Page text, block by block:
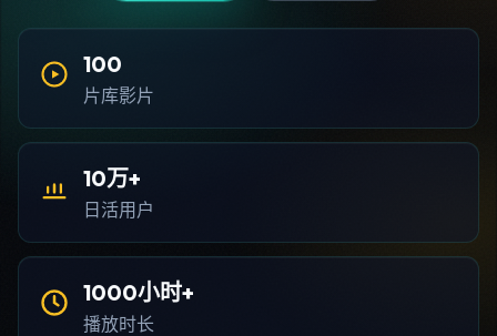
100
片库影片
10万+
日活用户
1000小时+
播放时长